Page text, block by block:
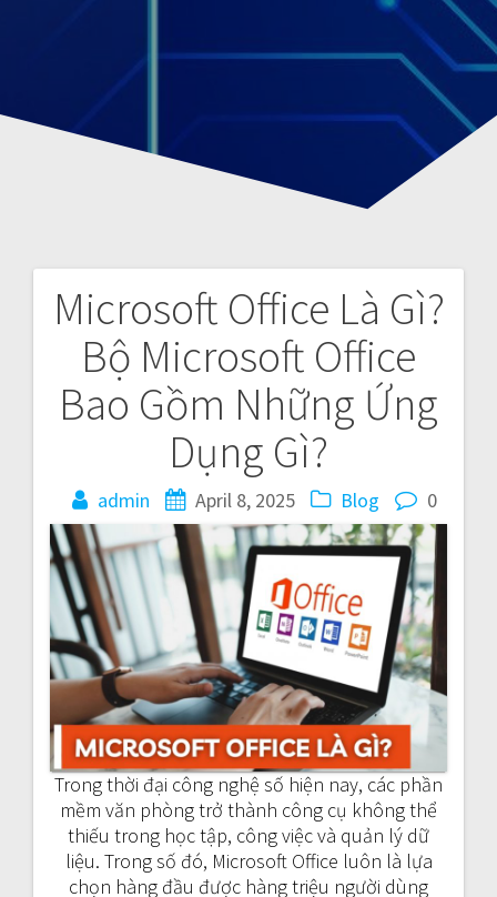
Microsoft Office Là Gì?
Bộ Microsoft Office
Bao Gồm Những Ứng
Dụng Gì?
admin April 8, 2025 Blog 0
Trong thời đại công nghệ số hiện nay, các phần
mềm văn phòng trở thành công cụ không thể
thiếu trong học tập, công việc và quản lý dữ
liệu. Trong số đó, Microsoft Office luôn là lựa
chọn hàng đầu được hàng triệu người dùng
n
a
v
g
a